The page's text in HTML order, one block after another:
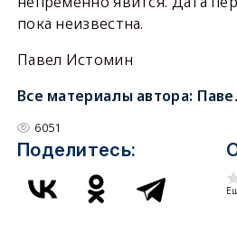
пока неизвестна.
Павел Истомин
Все материалы автора:
6051
Поделитесь: